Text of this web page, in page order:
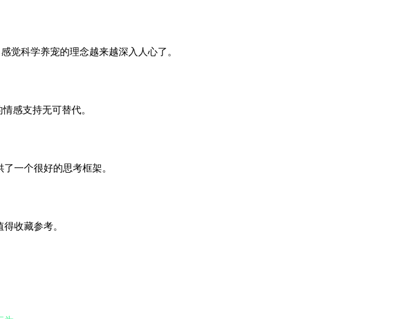
觉科学养宠的理念越来越深入人心了。
感支持无可替代。
一个很好的思考框架。
收藏参考。